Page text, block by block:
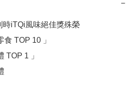
−
iTQi風味絕佳獎殊榮